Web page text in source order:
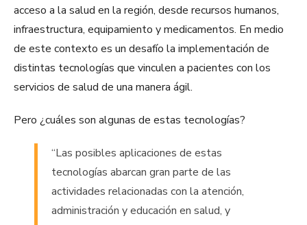
acceso a la salud en la región, desde recursos humanos,
infraestructura, equipamiento y medicamentos. En medio
de este contexto es un desafío la implementación de
distintas tecnologías que vinculen a pacientes con los
servicios de salud de una manera ágil.
Pero ¿cuáles son algunas de estas tecnologías?
“Las posibles aplicaciones de estas
tecnologías abarcan gran parte de las
actividades relacionadas con la atención,
administración y educación en salud, y